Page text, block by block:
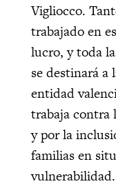
Vigliocco.
trabajado en
lucro, y toda
se destinará a
entidad
trabaja contra
y por la
familias en
vulnerabilidad.